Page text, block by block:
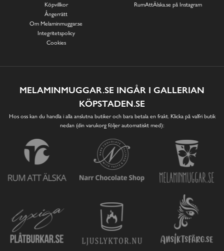
Köpvillkor
Ångerrätt
Om Melaminmuggar.se
Integritetspolicy
Cookies
RumAttÄlska.se på Instagram
MELAMINMUGGAR.SE INGÅR I GALLERIAN
KÖPSTADEN.SE
Hos oss kan du handla i alla anslutna butiker och bara betala en frakt. Klicka på valfri butik
nedan (din varukorg följer automatiskt med):